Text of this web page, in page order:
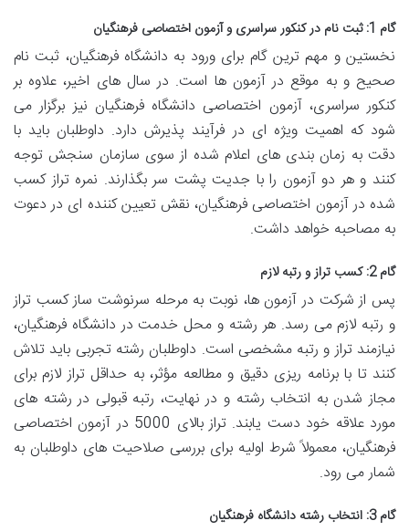
گام 1: ثبت نام در کنکور سراسری و آزمون اختصاصی فرهنگیان
نخستین و مهم ترین گام برای ورود به دانشگاه فرهنگیان، ثبت نام
صحیح و به موقع در آزمون ها است. در سال های اخیر، علاوه بر
کنکور سراسری، آزمون اختصاصی دانشگاه فرهنگیان نیز برگزار می
شود که اهمیت ویژه ای در فرآیند پذیرش دارد. داوطلبان باید با
دقت به زمان بندی های اعلام شده از سوی سازمان سنجش توجه
کنند و هر دو آزمون را با جدیت پشت سر بگذارند. نمره تراز کسب
شده در آزمون اختصاصی فرهنگیان، نقش تعیین کننده ای در دعوت
به مصاحبه خواهد داشت.
گام 2: کسب تراز و رتبه لازم
پس از شرکت در آزمون ها، نوبت به مرحله سرنوشت ساز کسب تراز
و رتبه لازم می رسد. هر رشته و محل خدمت در دانشگاه فرهنگیان،
نیازمند تراز و رتبه مشخصی است. داوطلبان رشته تجربی باید تلاش
کنند تا با برنامه ریزی دقیق و مطالعه مؤثر، به حداقل تراز لازم برای
مجاز شدن به انتخاب رشته و در نهایت، رتبه قبولی در رشته های
مورد علاقه خود دست یابند. تراز بالای 5000 در آزمون اختصاصی
فرهنگیان، معمولاً شرط اولیه برای بررسی صلاحیت های داوطلبان به
شمار می رود.
گام 3: انتخاب رشته دانشگاه فرهنگیان